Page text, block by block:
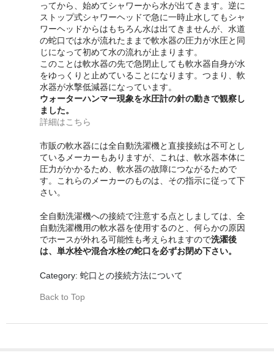
FAQ（よくある質問と回答）
お客様の声
ロードテスト(測定結果)
軟水の生産量について
ウォーターハンマー現象について
ってから、始めてシャワーから水が出てきます。逆に
ストップ式シャワーヘッドで急に一時止水してもシャ
ワーヘッドからはもちろん水は出てきませんが、水道
の蛇口では水が流れたままで軟水器の圧力が水圧と同
じになって初めて水の流れが止まります。
このことは軟水器の先で急閉止しても軟水器自身が水
をゆっくりと止めていることになります。つまり、軟
水器が水撃低減器になっています。
ウォーターハンマー現象を水圧計の針の動きで観察し
ました。
詳細はこちら
市販の軟水器には全自動洗濯機と直接接続は不可とし
ているメーカーもありますが、これは、軟水器本体に
圧力がかかるため、軟水器の故障につながるためで
す。これらのメーカーのものは、その指示に従って下
さい。
全自動洗濯機への接続で注意する点としましては、全
自動洗濯機用の軟水器を使用するのと、何らかの原因
でホースが外れる可能性も考えられますので洗濯後
は、単水栓や混合水栓の蛇口を必ずお閉め下さい。
Category: 蛇口との接続方法について
Back to Top